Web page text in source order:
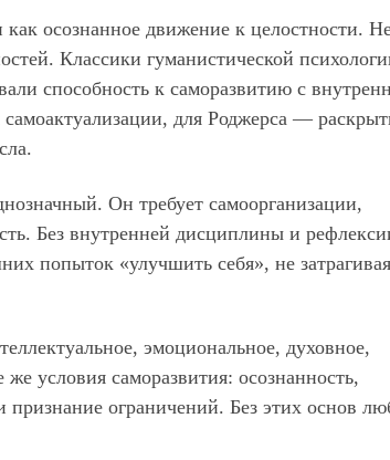
как осознанное движение к целостности.
Классики гуманистической
способность к саморазвитию с
для Роджерса —
Он требует самоорганизации,
Без внутренней дисциплины и
попыток «улучшить себя», не затрагивая
эмоциональное, духовное,
условия саморазвития: осознанность,
признание ограничений. Без этих основ